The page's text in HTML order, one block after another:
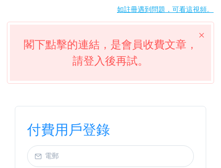
如註冊遇到問題，可看這視頻。
閣下點擊的連結，是會員收費文章，
請登入後再試。
付費用戶登錄